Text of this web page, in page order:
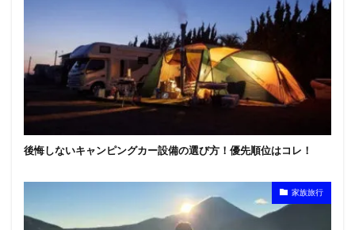
後悔しないキャンピングカー設備の選び方！優先順位はコレ！
家族旅行